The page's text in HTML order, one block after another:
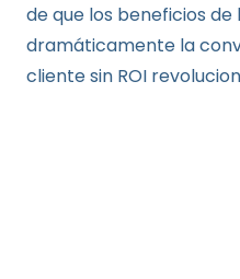
de que los beneficios de
dramáticamente la
cliente sin ROI